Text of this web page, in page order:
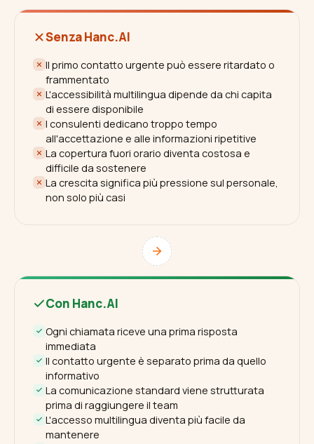
Senza Hanc.AI
Il primo contatto urgente può essere ritardato o
frammentato
L'accessibilità multilingua dipende da chi capita
di essere disponibile
I consulenti dedicano troppo tempo
all'accettazione e alle informazioni ripetitive
La copertura fuori orario diventa costosa e
difficile da sostenere
La crescita significa più pressione sul personale,
non solo più casi
Con Hanc.AI
Ogni chiamata riceve una prima risposta
immediata
Il contatto urgente è separato prima da quello
informativo
La comunicazione standard viene strutturata
prima di raggiungere il team
L'accesso multilingua diventa più facile da
mantenere